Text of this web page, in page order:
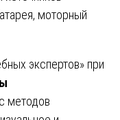
моторный
экспертов» при
методов